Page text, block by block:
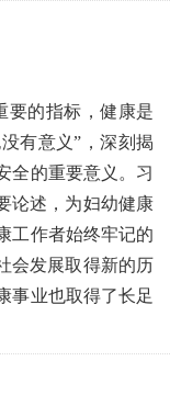
要的指标，健康是
有意义”，深刻揭
全的重要意义。习
论述，为妇幼健康
工作者始终牢记的
会发展取得新的历
事业也取得了长足